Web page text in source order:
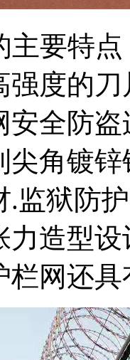
要特点
强度的
安全防
尖角镀
.监狱防
力造型
栏网还